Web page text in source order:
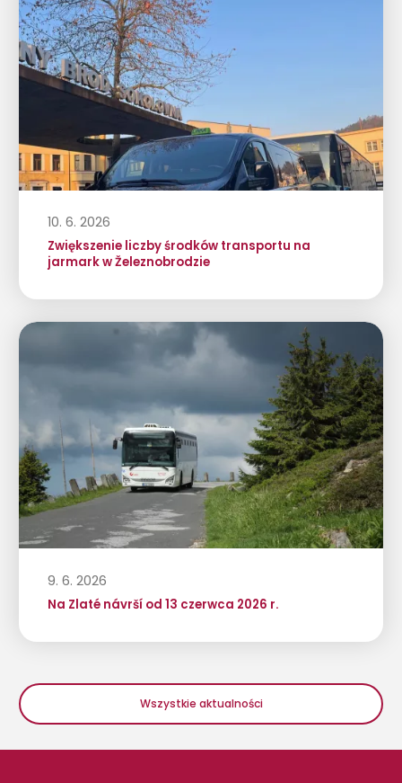
10. 6. 2026
Zwiększenie liczby środków transportu na
jarmark w Železnobrodzie
9. 6. 2026
Na Zlaté návrší od 13 czerwca 2026 r.
Wszystkie aktualności